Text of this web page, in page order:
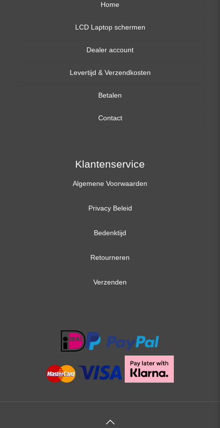
Home
LCD Laptop schermen
13,3 inch
14,0 inch
15,6 inch
17,3 inch
Dealer account
Levertijd & Verzendkosten
Betalen
Contact
Klantenservice
Algemene Voorwaarden
Privacy Beleid
Bedenktijd
Retourneren
Verzenden